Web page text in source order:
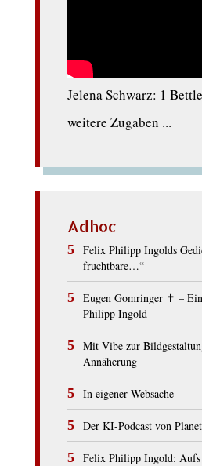
Jelena Schwarz: 1
weitere Zugaben ...
Adhoc
Felix Philipp Ingolds
fruchtbare…“
Eugen Gomringer ✝︎ –
Philipp Ingold
Mit Vibe zur
Annäherung
In eigener Websache
Der KI-Podcast von
Felix Philipp Ingold: Aufs